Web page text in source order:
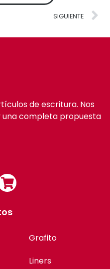
SIGUIENTE
de escritura. Nos
completa propuesta
Grafito
Liners